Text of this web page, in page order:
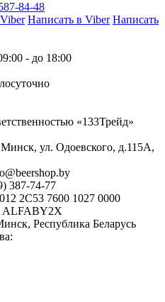
84-48
Написать в Viber Написать
- до 18:00
«133Трейд»
ул. Одоевского, д.115А,
387-74-77
2C53 7600 1027 0000
Республика Беларусь